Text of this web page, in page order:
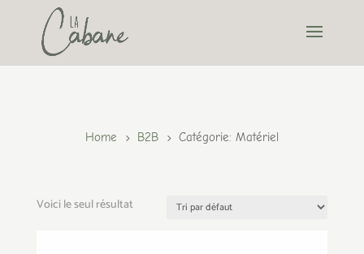
Home 5 B2B 5 Catégorie: Matériel
Voici le seul résultat